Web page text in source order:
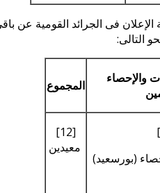
الإعلان فى الجرائد القومية عن
التالى:
والإحصاء
المجموع
+ (1) إحصاء (بورسعيد)
[12]
معيدين